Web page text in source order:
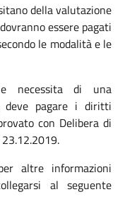
della valutazione
essere pagati
le modalità e le
necessita di una
deve pagare i diritti
con Delibera di
altre informazioni
al seguente